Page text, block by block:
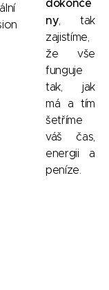
ny , tak
zajistíme,
že vše
funguje
tak, jak
má a tím
šetříme
váš čas,
energii a
peníze.